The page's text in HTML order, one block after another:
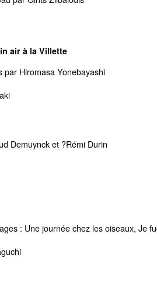
air à la Villette
par Hiromasa Yonebayashi
Demuynck et ?Rémi Durin
: Une journée chez les oiseaux, Je